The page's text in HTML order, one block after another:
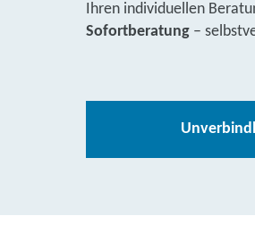
Ihren individuellen
Sofortberatung –